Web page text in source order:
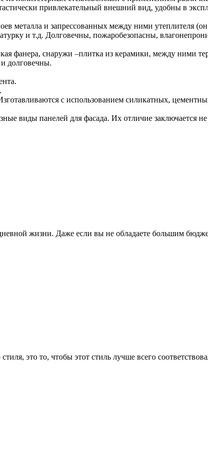
привлекательный внешний вид, удобны в
металла и запрессованных между ними утеплителя
и т.д. Долговечны, пожаробезопасны,
фанера, снаружи –плитка из керамики, между ними
долговечны.
с использованием силикатных,
виды панелей для фасада. Их отличие заключается
жизни. Даже если вы не обладаете большим
это то, чтобы этот стиль лучше всего